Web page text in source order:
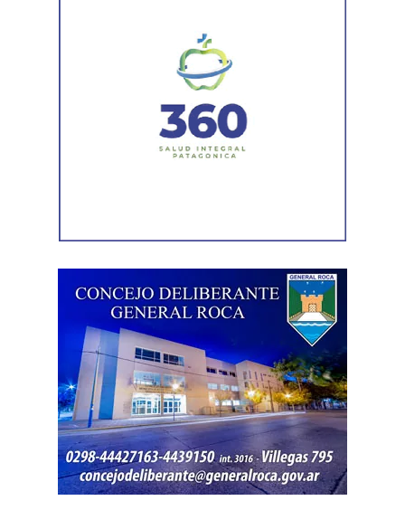
sectores más deteriorados y mejorar las condiciones de